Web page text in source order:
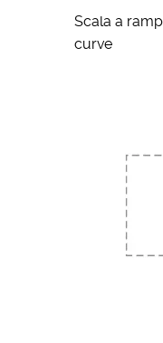
Scala a
curve